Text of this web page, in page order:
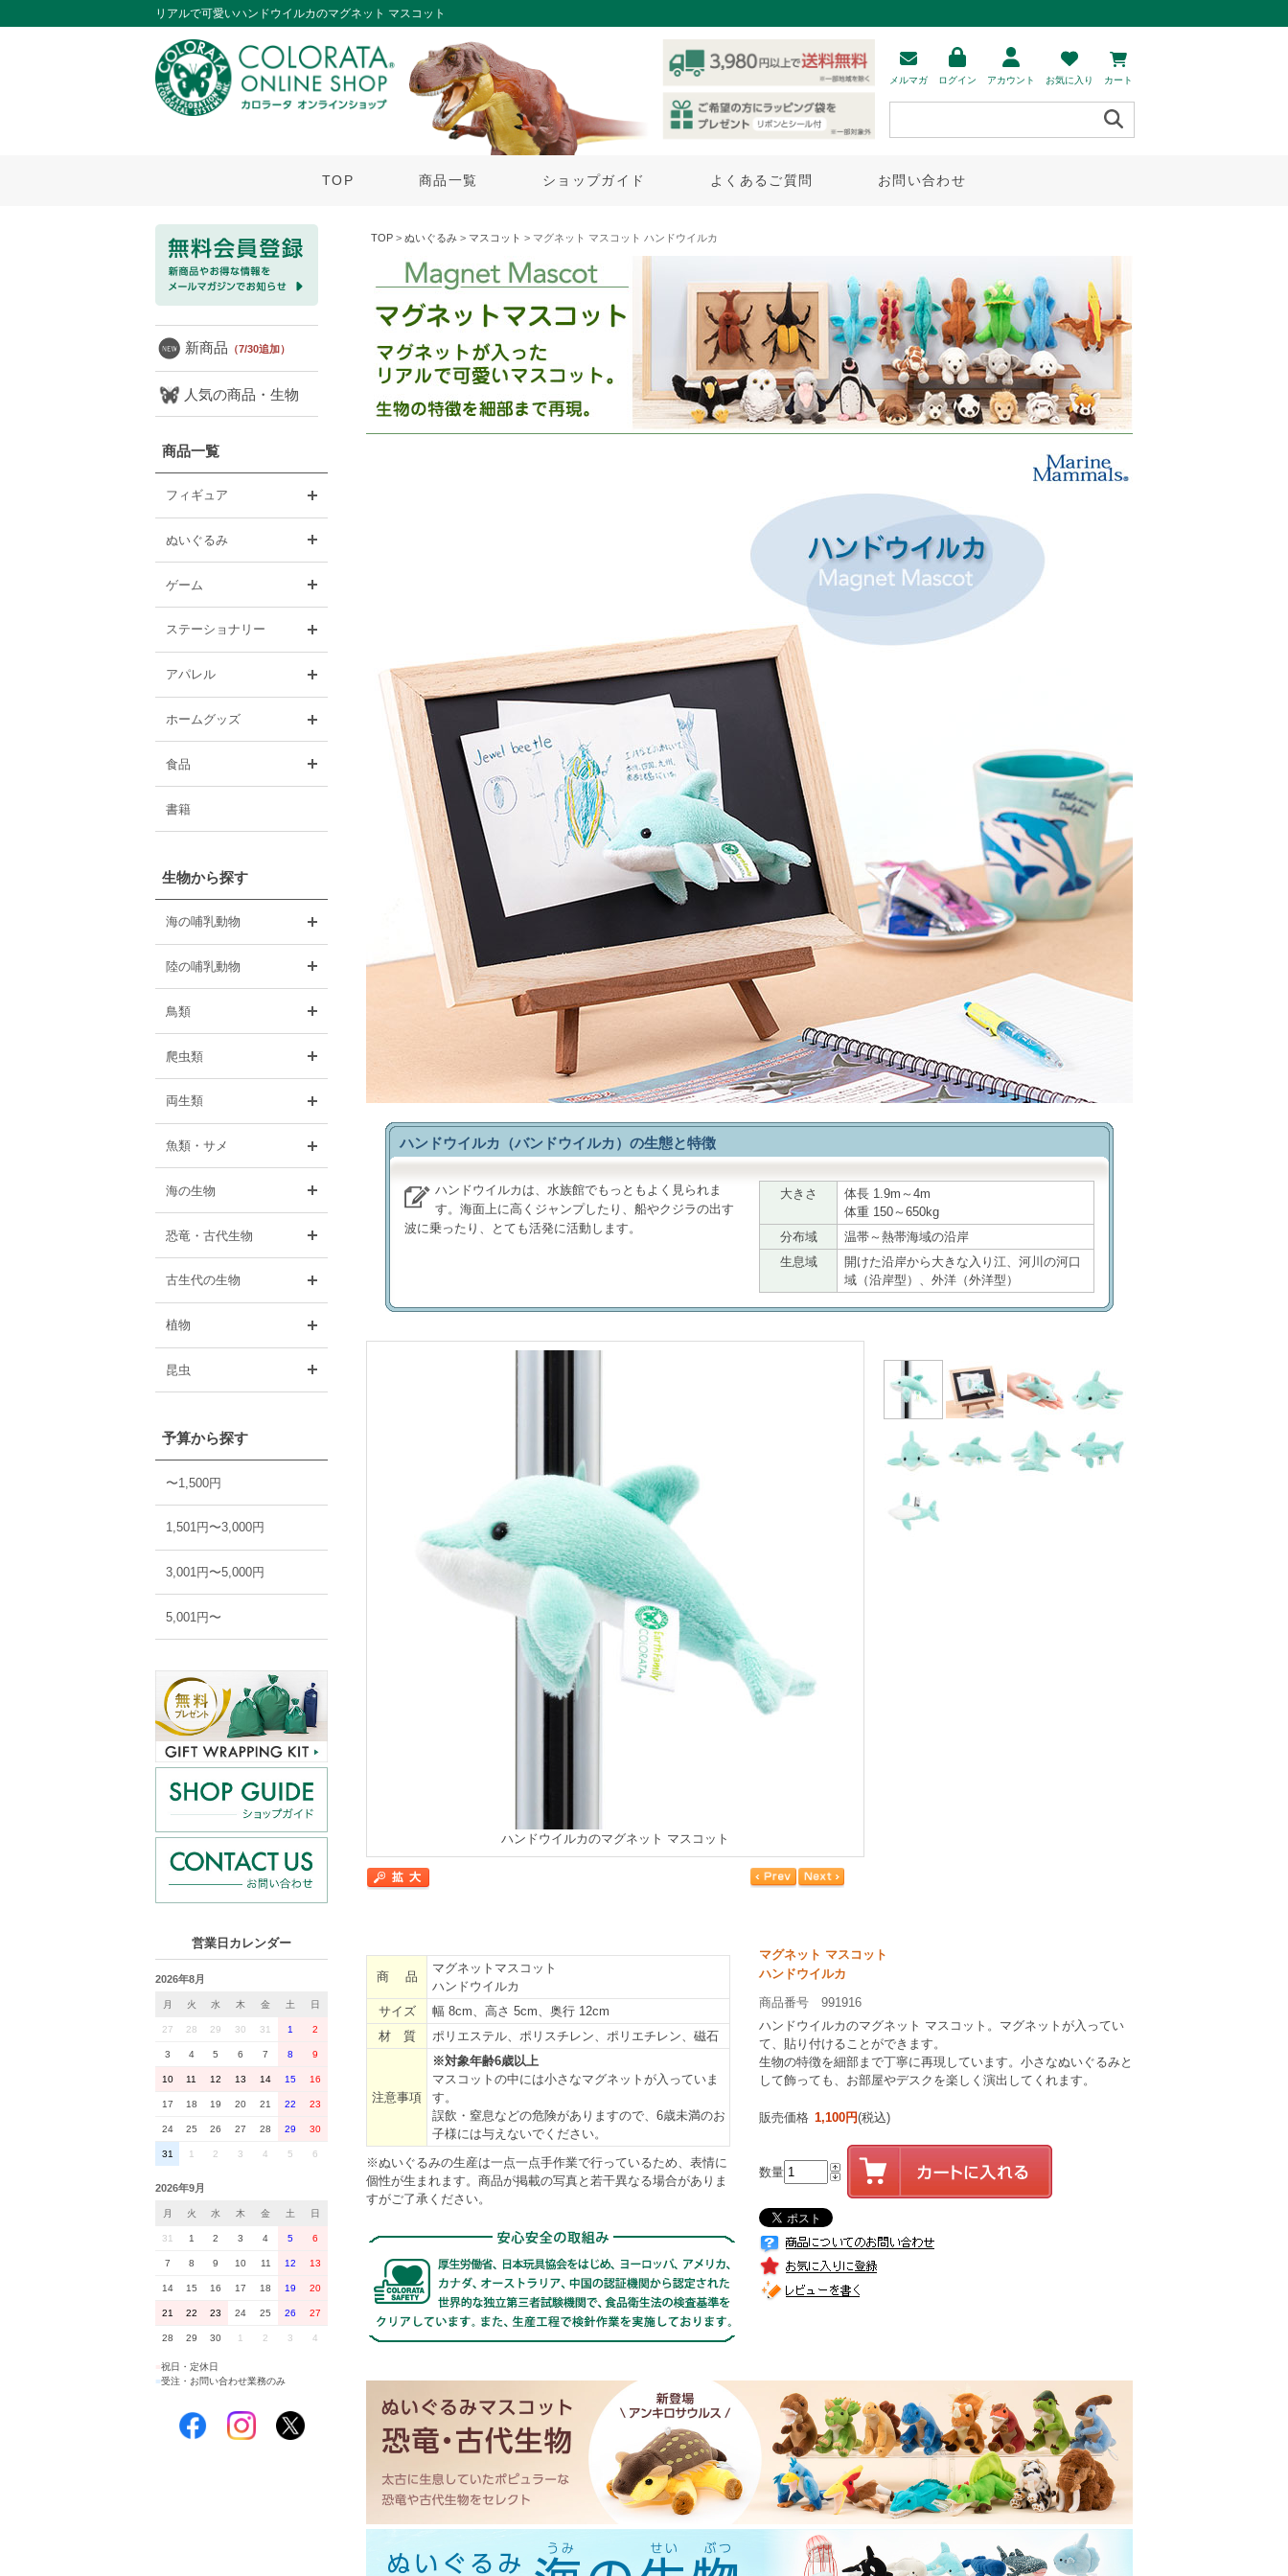
リアルで可愛いハンドウイルカのマグネット マスコット
メルマガ ログイン アカウント お気に入り カート
TOP 商品一覧 ショップガイド よくあるご質問 お問い合わせ
新商品 （7/30追加）
人気の商品・生物
商品一覧
フィギュア
ぬいぐるみ
ゲーム
ステーショナリー
アパレル
ホームグッズ
食品
書籍
生物から探す
海の哺乳動物
陸の哺乳動物
鳥類
爬虫類
両生類
魚類・サメ
海の生物
恐竜・古代生物
古生代の生物
植物
昆虫
予算から探す
〜1,500円
1,501円〜3,000円
3,001円〜5,000円
5,001円〜
営業日カレンダー
2026年8月
月 火 水 木 金 土 日
27 28 29 30 31 1 2
3 4 5 6 7 8 9
10 11 12 13 14 15 16
17 18 19 20 21 22 23
24 25 26 27 28 29 30
31 1 2 3 4 5 6
2026年9月
月 火 水 木 金 土 日
31 1 2 3 4 5 6
7 8 9 10 11 12 13
14 15 16 17 18 19 20
21 22 23 24 25 26 27
28 29 30 1 2 3 4
祝日・定休日
■受注・お問い合わせ業務のみ
TOP > ぬいぐるみ > マスコット > マグネット マスコット ハンドウイルカ
ハンドウイルカ（バンドウイルカ）の生態と特徴
ハンドウイルカ は、水族館でもっともよく見られま
す。海面上に高くジャンプしたり、船やクジラの出す
波に乗ったり、とても活発に活動します。
大きさ
体長 1.9m～4m
体重 150～650kg
分布域
温帯～熱帯海域の沿岸
生息域
開けた沿岸から大きな入り江、河川の河口
域（沿岸型）、外洋（外洋型）
ハンドウイルカのマグネット マスコット
商 品
マグネットマスコット
ハンドウイルカ
サイズ
幅 8cm、高さ 5cm、奥行 12cm
材 質
ポリエステル、ポリスチレン、ポリエチレン、磁石
注意事項
※対象年齢6歳以上
マスコットの中には小さなマグネットが入っていま
す。
誤飲・窒息などの危険がありますので、6歳未満のお
子様には与えないでください。
※ぬいぐるみの生産は一点一点手作業で行っているため、表情に
個性が生まれます。商品が掲載の写真と若干異なる場合がありま
すがご了承ください。
マグネット マスコット
ハンドウイルカ
商品番号 991916
ハンドウイルカのマグネット マスコット。マグネットが入ってい
て、貼り付けることができます。
生物の特徴を細部まで丁寧に再現しています。小さなぬいぐるみと
して飾っても、お部屋やデスクを楽しく演出してくれます。
販売価格 1,100円(税込)
数量